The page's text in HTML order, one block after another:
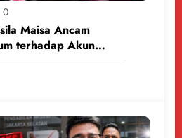
0
Maisa Ancam
terhadap Akun